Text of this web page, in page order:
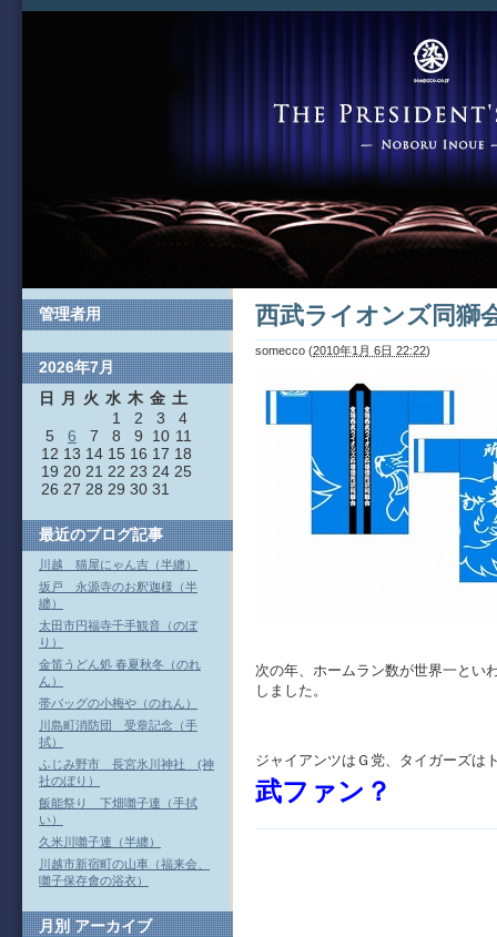
西武ライオンズ同獅
somecco (2010年1月 6日 22:22)
次の年、ホームラン数が世界一とい
しました。
ジャイアンツはＧ党、タイガーズは
武ファン？
管理者用
2026年7月
日
月 火 水 木 金 土
1
2 3
4
5
6 7 8 9 10 11
12 13 14 15 16 17 18
19 20 21 22 23 24 25
26 27 28 29 30 31
最近のブログ記事
川越 猫屋にゃん吉（半纏）
坂戸 永源寺のお釈迦様（半
纏）
太田市円福寺千手観音（のぼ
り）
金笛うどん処 春夏秋冬（のれ
ん）
帯バッグの小梅や（のれん）
川島町消防団 受章記念（手
拭）
ふじみ野市 長宮氷川神社 (神
社のぼり）
飯能祭り 下畑囃子連（手拭
い）
久米川囃子連（半纏）
川越市新宿町の山車（福来会、
囃子保存會の浴衣）
月別アーカイブ